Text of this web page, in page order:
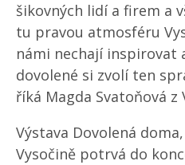
šikovných lidí a firem a
tu pravou atmosféru
námi nechají inspirovat
dovolené si zvolí ten
říká Magda Svatoňová z
Výstava Dovolená
Vysočině potrvá do